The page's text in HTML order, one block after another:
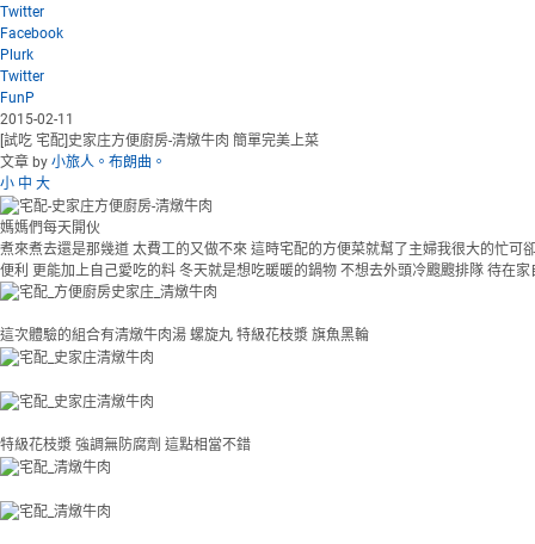
Twitter
Facebook
Plurk
Twitter
FunP
2015-02-11
[試吃 宅配]史家庄方便廚房-清燉牛肉 簡單完美上菜
文章 by 小旅人。布朗曲。
小 中 大
媽媽們每天開伙
煮來煮去還是那幾道 太費工的又做不來 這時宅配的方便菜就幫了主婦我很大的忙
便利 更能加上自己愛吃的料 冬天就是想吃暖暖的鍋物 不想去外頭冷颼颼排隊 待在
這次體驗的組合有清燉牛肉湯 螺旋丸 特級花枝漿 旗魚黑輪
特級花枝漿 強調無防腐劑 這點相當不錯